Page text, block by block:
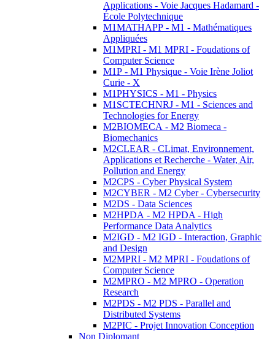
Applications - Voie Jacques Hadamard -
École Polytechnique
M1MATHAPP - M1 - Mathématiques
Appliquées
M1MPRI - M1 MPRI - Foudations of
Computer Science
M1P - M1 Physique - Voie Irène Joliot
Curie - X
M1PHYSICS - M1 - Physics
M1SCTECHNRJ - M1 - Sciences and
Technologies for Energy
M2BIOMECA - M2 Biomeca -
Biomechanics
M2CLEAR - CLimat, Environnement,
Applications et Recherche - Water, Air,
Pollution and Energy
M2CPS - Cyber Physical System
M2CYBER - M2 Cyber - Cybersecurity
M2DS - Data Sciences
M2HPDA - M2 HPDA - High
Performance Data Analytics
M2IGD - M2 IGD - Interaction, Graphic
and Design
M2MPRI - M2 MPRI - Foudations of
Computer Science
M2MPRO - M2 MPRO - Operation
Research
M2PDS - M2 PDS - Parallel and
Distributed Systems
M2PIC - Projet Innovation Conception
Non Diplomant